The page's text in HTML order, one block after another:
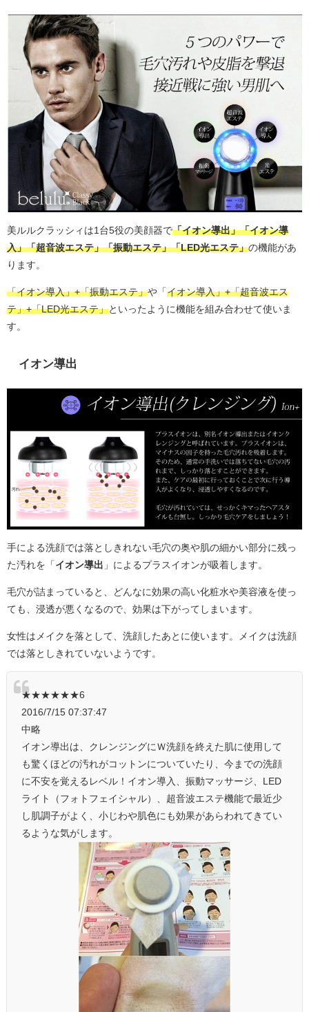
美ルルクラッシィは1台5役の美顔器で「イオン導出」「イオン導
入」「超音波エステ」「振動エステ」「LED光エステ」の機能があ
ります。
「イオン導入」+「振動エステ」や「 イオン導入」+「超音波エス
テ」+「LED光エステ」といったように機能を組み合わせて使いま
す。
イオン導出
手による洗顔では落としきれない毛穴の奥や肌の細かい部分に残っ
た汚れを「 イオン導出 」によるプラスイオンが吸着します。
毛穴が詰まっていると、どんなに効果の高い化粧水や美容液を使っ
ても、浸透が悪くなるので、効果は下がってしまいます。
女性はメイクを落として、洗顔したあとに使います。メイクは洗顔
では落としきれていないようです。
★★★★★★6
2016/7/15 07:37:47
中略
イオン導出は、クレンジングにＷ洗顔を終えた肌に使用して
も驚くほどの汚れがコットンについていたり、今までの洗顔
に不安を覚えるレベル！イオン導入、振動マッサージ、LED
ライト（フォトフェイシャル）、超音波エステ機能で最近少
し肌調子がよく、小じわや肌色にも効果があらわれてきてい
るような気がします。